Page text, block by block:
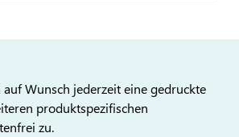
Wunsch jederzeit eine gedruckte
produktspezifischen
zu.